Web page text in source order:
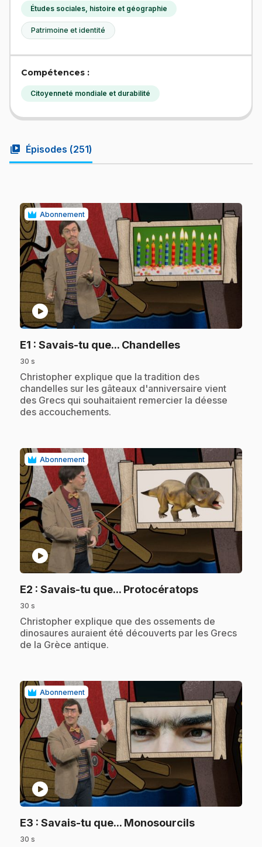
Études sociales, histoire et géographie
Patrimoine et identité
Compétences :
Citoyenneté mondiale et durabilité
video_library Épisodes (251)
Abonnement
play_circle
E1 : Savais-tu que... Chandelles.
30 s
.Christopher explique que la tradition des
chandelles sur les gâteaux d'anniversaire vient
des Grecs qui souhaitaient remercier la déesse
des accouchements.
Abonnement
play_circle
E2 : Savais-tu que... Protocératops.
30 s
.Christopher explique que des ossements de
dinosaures auraient été découverts par les Grecs
de la Grèce antique.
Abonnement
play_circle
E3 : Savais-tu que... Monosourcils.
30 s